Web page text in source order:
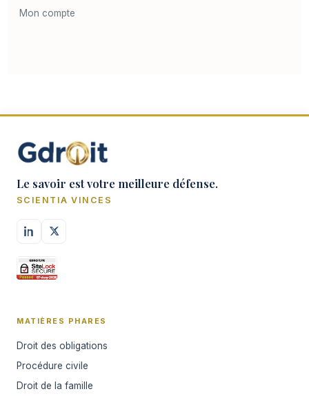
Mon compte
Le savoir est votre meilleure défense.
SCIENTIA VINCES
MATIÈRES PHARES
Droit des obligations
Procédure civile
Droit de la famille